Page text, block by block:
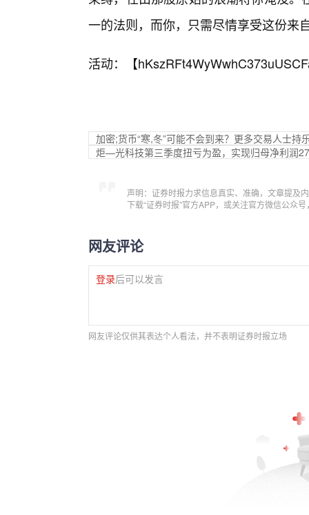
一的法则，而你，只需尽情享受这份来
活动：【
加密;货币“寒,冬”可能不会到来？更多交易人士持
炬—光科技第三季度扭亏为盈，实现归母净利润
声明：证券时报力求信息真实、准确，文章提及
下载“证券时报”官方APP，或关注官方微信公众
网友评论
登录后可以发言
网友评论仅供其表达个人看法，并不表明证券时报立场